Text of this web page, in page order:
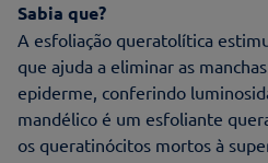
Sabia que?
A esfoliação queratolítica
que ajuda a eliminar as
epiderme, conferindo
mandélico é um esfoliante
os queratinócitos mortos à